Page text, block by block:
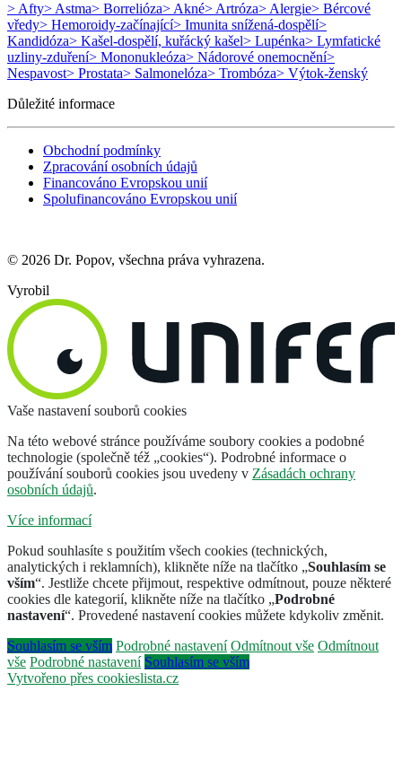
> Afty> Astma> Borrelióza> Akné> Artróza> Alergie> Bércové
vředy> Hemoroidy-začínající> Imunita snížená-dospělí>
Kandidóza> Kašel-dospělí, kuřácký kašel> Lupénka> Lymfatické
uzliny-zduření> Mononukleóza> Nádorové onemocnění>
Nespavost> Prostata> Salmonelóza> Trombóza> Výtok-ženský
Důležité informace
Obchodní podmínky
Zpracování osobních údajů
Financováno Evropskou unií
Spolufinancováno Evropskou unií
© 2026 Dr. Popov, všechna práva vyhrazena.
Vyrobil
Vaše nastavení souborů cookies
Na této webové stránce používáme soubory cookies a podobné
technologie (společně též „cookies“). Podrobné informace o
používání souborů cookies jsou uvedeny v Zásadách ochrany
osobních údajů.
Více informací
Pokud souhlasíte s použitím všech cookies (technických,
analytických i reklamních), klikněte níže na tlačítko „Souhlasím se
vším“. Jestliže chcete přijmout, respektive odmítnout, pouze některé
cookies dle kategorií, klikněte níže na tlačítko „Podrobné
nastavení“. Provedené nastavení cookies můžete kdykoliv změnit.
Souhlasím se vším Podrobné nastavení Odmítnout vše Odmítnout
vše Podrobné nastavení Souhlasím se vším
Vytvořeno přes cookieslista.cz